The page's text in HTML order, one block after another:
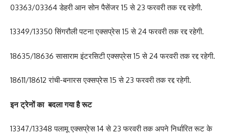
03363/03364 डेहरी आन सोन पैसेंजर 15 से 23 फरवरी तक रद्द रहेगी.
13349/13350 सिंगरौली पटना एक्सप्रेस 15 से 24 फरवरी तक रद्द रहेगी.
18635/18636 सासाराम इंटरसिटी एक्सप्रेस 15 से 24 फरवरी तक रद्द रहेगी.
18611/18612 रांची-बनारस एक्सप्रेस 15 से 23 फरवरी तक रद्द रहेगी.
इन ट्रेनों का बदला गया है रूट
13347/13348 पलामू एक्सप्रेस 14 से 23 फरवरी तक अपने निर्धारित रूट के